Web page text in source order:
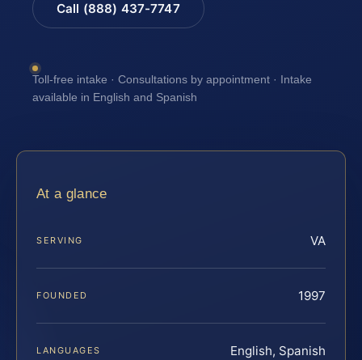
Call (888) 437-7747
Toll-free intake · Consultations by appointment · Intake
available in English and Spanish
At a glance
SERVING VA
FOUNDED 1997
LANGUAGES English, Spanish